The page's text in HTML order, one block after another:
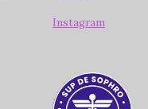
Instagram